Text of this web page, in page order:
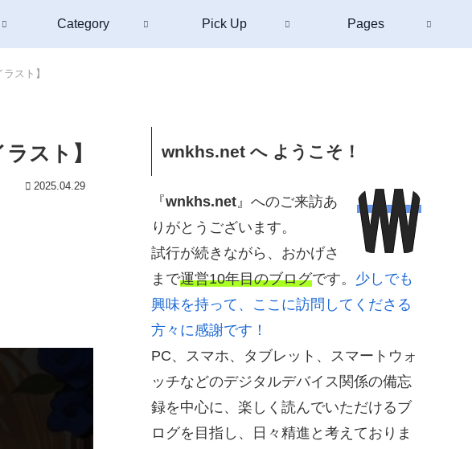
Category Pick Up Pages
スト】
スト】
2025.04.29
wnkhs.net へ ようこそ！
『wnkhs.net 』へのご来訪あ
りがとうございます。
試行が続きながら、おかげさ
まで運営10年目のブログです。 少しでも
興味を持って、ここに訪問してくださる
方々に感謝です！
PC、スマホ、タブレット、スマートウォ
ッチなどのデジタルデバイス関係の備忘
録を中心に、楽しく読んでいただけるブ
ログを目指し、日々精進と考えておりま